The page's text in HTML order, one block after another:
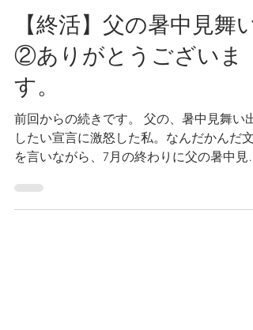
2022年9月8日 読了時間: 2分
【終活】父の暑中見舞い
②ありがとうございま
す。
前回からの続きです。 父の、暑中見舞い出
を言いながら、7月の終わりに父の暑中見舞
いを投函し終えました。